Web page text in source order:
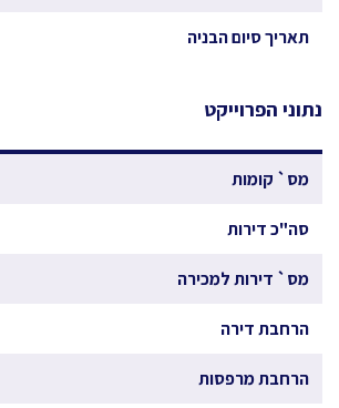
תאריך סיום הבניה
נתוני הפרוייקט
מס` קומות
סה"כ דירות
מס` דירות למכירה
הרחבת דירה
הרחבת מרפסות